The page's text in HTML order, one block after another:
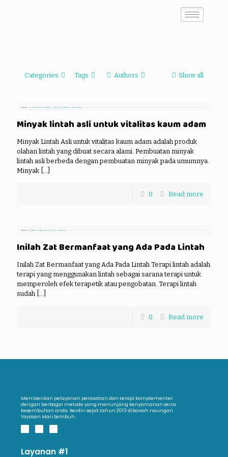
Categories Tags Authors Show all
Minyak lintah asli untuk vitalitas kaum adam
Minyak Lintah Asli untuk vitalitas kaum adam adalah produk
olahan lintah yang dibuat secara alami. Pembuatan minyak
lintah asli berbeda dengan pembuatan minyak pada umumnya.
Minyak
0 Read more
Inilah Zat Bermanfaat yang Ada Pada Lintah
Inilah Zat Bermanfaat yang Ada Pada Lintah Terapi lintah adalah
terapi yang menggunakan lintah sebagai sarana terapi untuk
memperoleh efek terapetik atau pengobatan. Terapi lintah
sudah
0 Read more
Memberikan pelayanan perawatan dan terapi komplementer
dengan berbagai metode yang menunjang kenyamanan serta
kesembuhan anda. Berdiri sejak tahun 2013 dibawah naungan
Yayasan Mari Sembuh.
Layanan #1